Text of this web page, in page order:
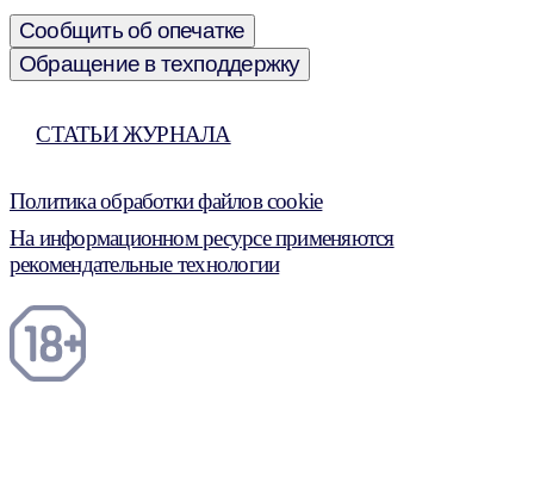
Сообщить об опечатке
Обращение в техподдержку
СТАТЬИ ЖУРНАЛА
Политика обработки файлов cookie
На информационном ресурсе применяются
рекомендательные технологии